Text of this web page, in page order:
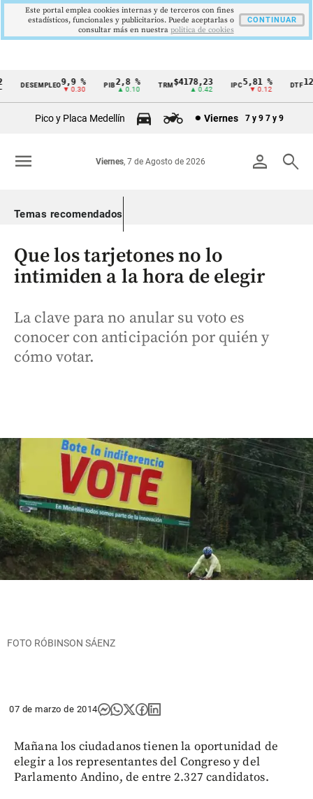
Cintillo
Colombia
DESEMPLEO 9,9 %
▼ 0.30
PIB2,8 %
▲ 0.10
TRM$4178,23
▲ 0.42
5,81 %
▼ 0.12
DTF
Pico y Placa Medellín Viernes 7 y 9 7 y 9
person search
Viernes, 7 de Agosto de 2026
menu
Temas recomendados
Que los tarjetones no lo
intimiden a la hora de elegir
La clave para no anular su voto es
conocer con anticipación por quién y
cómo votar.
FOTO RÓBINSON SÁENZ
07 de marzo de 2014
Mañana los ciudadanos tienen la oportunidad de
elegir a los representantes del Congreso y del
Parlamento Andino, de entre 2.327 candidatos.
Este portal emplea cookies internas y de terceros con fines
estadísticos, funcionales y publicitarios. Puede aceptarlas o
consultar más en nuestra politica de cookies
CONTINUAR